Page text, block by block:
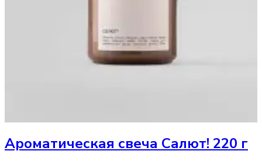
Ароматическая свеча Салют! 220 г